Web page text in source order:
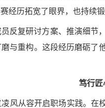
经历拓宽了眼界，也持续
反复研讨方案、推演细节
与重构。这段经历磨砺了
笃行匠
风从容开启职场实践。在